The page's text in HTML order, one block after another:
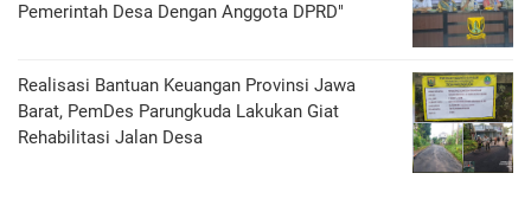
Pemerintah Desa Dengan Anggota DPRD"
Realisasi Bantuan Keuangan Provinsi Jawa
Barat, PemDes Parungkuda Lakukan Giat
Rehabilitasi Jalan Desa